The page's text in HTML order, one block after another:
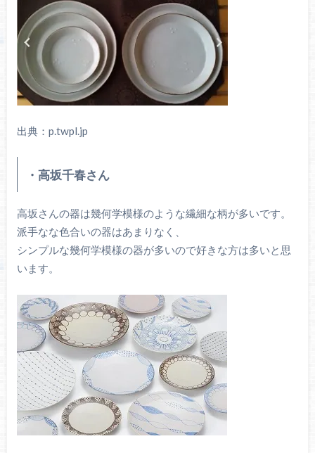
出典：p.twpl.jp
・高坂千春さん
高坂さんの器は幾何学模様のような繊細な柄が多いです。
派手なな色合いの器はあまりなく、
シンプルな幾何学模様の器が多いので好きな方は多いと思
います。